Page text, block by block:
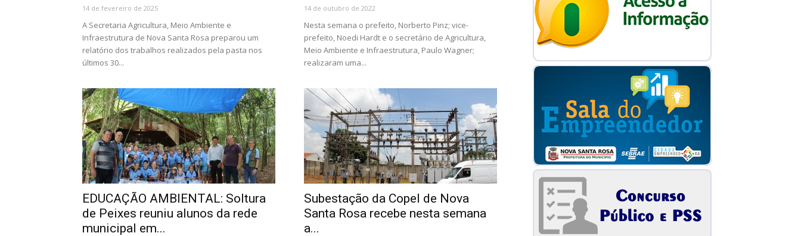
14 de fevereiro de 2025
A Secretaria Agricultura, Meio Ambiente e
Infraestrutura de Nova Santa Rosa preparou um
relatório dos trabalhos realizados pela pasta nos
últimos 30...
14 de outubro de 2022
Nesta semana o prefeito, Norberto Pinz; vice-
prefeito, Noedi Hardt e o secretário de Agricultura,
Meio Ambiente e Infraestrutura, Paulo Wagner;
realizaram uma...
EDUCAÇÃO AMBIENTAL: Soltura
de Peixes reuniu alunos da rede
municipal em...
Subestação da Copel de Nova
Santa Rosa recebe nesta semana
a...